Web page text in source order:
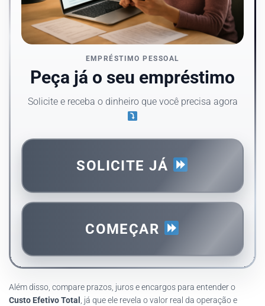
EMPRÉSTIMO PESSOAL
Peça já o seu empréstimo
Solicite e receba o dinheiro que você precisa agora
SOLICITE JÁ
COMEÇAR
Além disso, compare prazos, juros e encargos para entender o
Custo Efetivo Total
, já que ele revela o valor real da operação e